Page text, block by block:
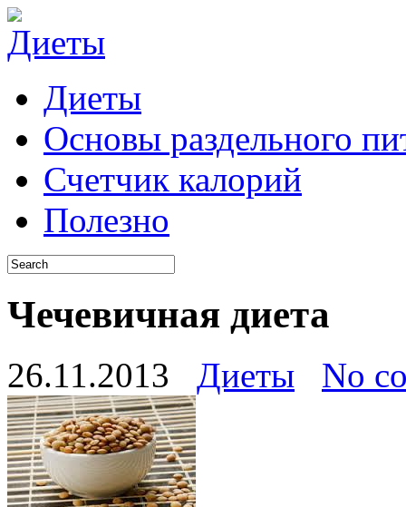
Диеты
Основы раздельного
Счетчик калорий
Полезно
Чечевичная диета
26.11.2013 Диеты No